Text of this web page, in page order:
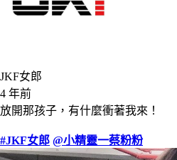
JKF女郎
4 年前
放開那孩子，有什麼衝著我來！
#JKF女郎 @小精靈一蔡粉粉